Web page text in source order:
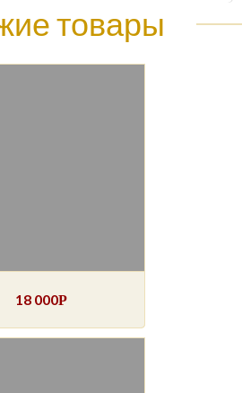
товары
18 000Р